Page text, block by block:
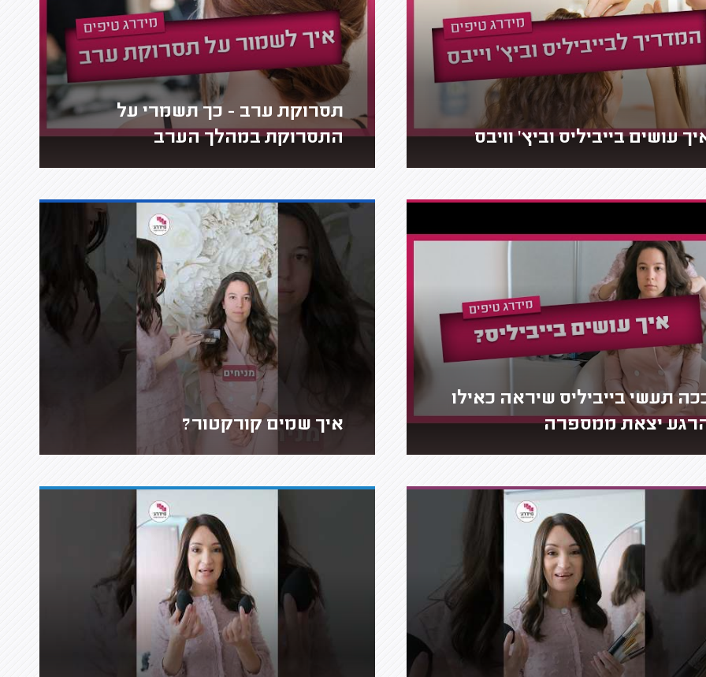
עושים בייביליס וביץ' וויבס
תסרוקת ערב - כך תשמרי על
התסרוקת במהלך הערב
תעשי בייביליס שיראה כאילו
יצאת ממספרה
איך שמים קורקטור?